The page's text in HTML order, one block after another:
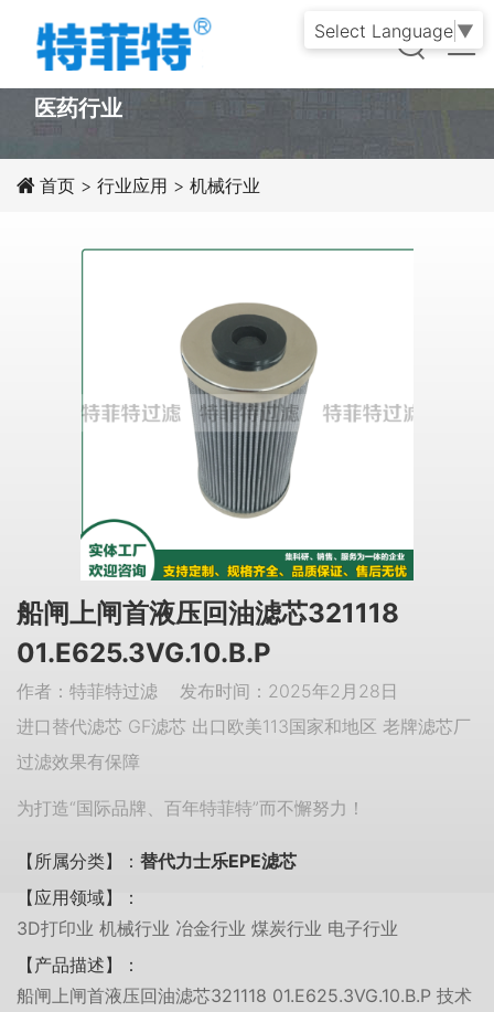
PRODUCT
医药行业
首页 > 行业应用 > 机械行业
船闸上闸首液压回油滤芯321118
01.E625.3VG.10.B.P
作者：特菲特过滤 发布时间：2025年2月28日
进口替代滤芯 GF滤芯 出口欧美113国家和地区 老牌滤芯厂
过滤效果有保障
为打造“国际品牌、百年特菲特”而不懈努力！
【所属分类】： 替代力士乐EPE滤芯
【应用领域】：
3D打印业 机械行业 冶金行业 煤炭行业 电子行业
【产品描述】：
船闸上闸首液压回油滤芯321118 01.E625.3VG.10.B.P 技术
Select Language ▼